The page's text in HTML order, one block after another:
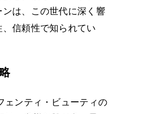
は、この世代に深く響
、信頼性で知られてい
ェンティ・ビューティの